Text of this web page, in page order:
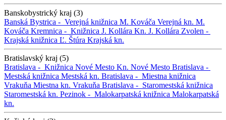
Banskobystrický kraj (3)
Banská Bystrica - Verejná knižnica M. Kováča Verejná kn. M.
Kováča Kremnica - Knižnica J. Kollára Kn. J. Kollára Zvolen -
Krajská knižnica Ľ. Štúra Krajská kn.
Bratislavský kraj (5)
Bratislava - Knižnica Nové Mesto Kn. Nové Mesto Bratislava -
Mestská knižnica Mestská kn. Bratislava - Miestna knižnica
Vrakuňa Miestna kn. Vrakuňa Bratislava - Staromestská knižnica
Staromestská kn. Pezinok - Malokarpatská knižnica Malokarpatská
kn.